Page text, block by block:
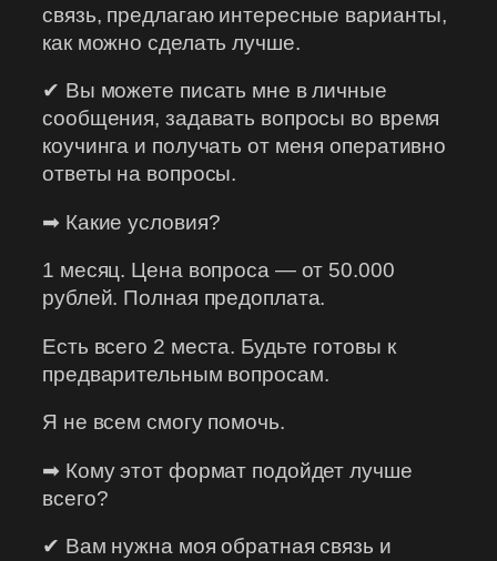
связь, предлагаю интересные варианты,
как можно сделать лучше.
✔ Вы можете писать мне в личные
сообщения, задавать вопросы во время
коучинга и получать от меня оперативно
ответы на вопросы.
➡ Какие условия?
1 месяц. Цена вопроса — от 50.000
рублей. Полная предоплата.
Есть всего 2 места. Будьте готовы к
предварительным вопросам.
Я не всем смогу помочь.
➡ Кому этот формат подойдет лучше
всего?
✔ Вам нужна моя обратная связь и